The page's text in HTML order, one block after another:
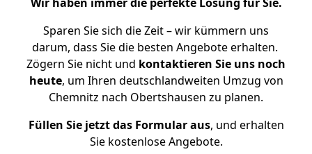
Sparen Sie sich die Zeit – wir kümmern uns
darum, dass Sie die besten Angebote erhalten.
Zögern Sie nicht und kontaktieren Sie uns noch
heute, um Ihren deutschlandweiten Umzug von
Chemnitz nach Obertshausen zu planen.
Füllen Sie jetzt das Formular aus, und erhalten
Sie kostenlose Angebote.